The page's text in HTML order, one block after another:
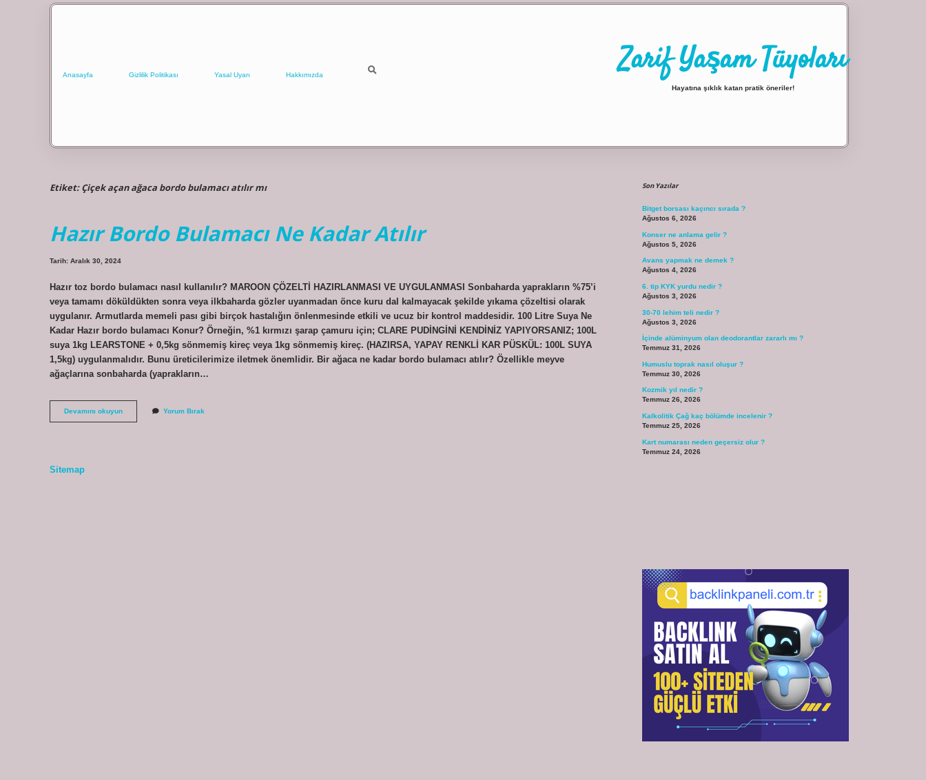
Anasayfa Gizlilik Politikası Yasal Uyarı Hakkımızda Zarif Yaşam Tüyoları
Hayatına şıklık katan pratik öneriler!
Etiket:Çiçek açan ağaca bordo bulamacı atılır mı
Hazır Bordo Bulamacı Ne Kadar Atılır
Tarih: Aralık 30, 2024
Hazır toz bordo bulamacı nasıl kullanılır? MAROON ÇÖZELTİ HAZIRLANMASI VE UYGULANMASI Sonbaharda yaprakların %75’i
veya tamamı döküldükten sonra veya ilkbaharda gözler uyanmadan önce kuru dal kalmayacak şekilde yıkama çözeltisi olarak
uygulanır. Armutlarda memeli pası gibi birçok hastalığın önlenmesinde etkili ve ucuz bir kontrol maddesidir. 100 Litre Suya Ne
Kadar Hazır bordo bulamacı Konur? Örneğin, %1 kırmızı şarap çamuru için; CLARE PUDİNGİNİ KENDİNİZ YAPIYORSANIZ; 100L
suya 1kg LEARSTONE + 0,5kg sönmemiş kireç veya 1kg sönmemiş kireç. (HAZIRSA, YAPAY RENKLİ KAR PÜSKÜL: 100L SUYA
1,5kg) uygulanmalıdır. Bunu üreticilerimize iletmek önemlidir. Bir ağaca ne kadar bordo bulamacı atılır? Özellikle meyve
ağaçlarına sonbaharda (yaprakların…
Devamını okuyunHazır
Bordo
Yorum Bırak
Sitemap
Son Yazılar
Bitget borsası kaçıncı sırada ?
Ağustos 6, 2026
Konser ne anlama gelir ?
Ağustos 5, 2026
Avans yapmak ne demek ?
Ağustos 4, 2026
6. tip KYK yurdu nedir ?
Ağustos 3, 2026
30-70 lehim teli nedir ?
Ağustos 3, 2026
İçinde alüminyum olan deodorantlar zararlı mı ?
Temmuz 31, 2026
Humuslu toprak nasıl oluşur ?
Temmuz 30, 2026
Kozmik yıl nedir ?
Temmuz 26, 2026
Kalkolitik Çağ kaç bölümde incelenir ?
Temmuz 25, 2026
Kart numarası neden geçersiz olur ?
Temmuz 24, 2026